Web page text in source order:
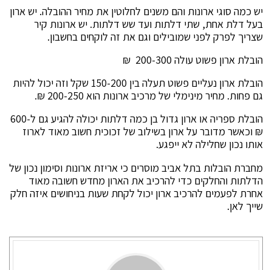
יש כמה סוגי ארונות והם משנים לחלוטין את מחיר ההובלה. יש ארון
בעל דלת אחת, שתי דלתות ועד שש דלתות. יש ארונות קיר
שצריך לפרק לפני שמובילים וגם את זה לוקחים בחשבון.
הובלת ארון פשוט עולה 200-300 ₪
הובלת ארון נעליים פשוט תעלה בין 150-200 שקל וזה יכול להיות
גם פחות. מחיר מינימלי של מרכיב ארונות הוא 200-250 ₪.
הובלת ספריה או ארון גדול בן כמה דלתות יכולה להגיע גם ל-600
₪ וכאשר מדובר על ארון בשילוב של זכוכית חשוב מאוד לארוז
אותו נכון שחלילה לא ייפגע.
מחברת הובלות בתל אביב מוסרים כי אריזת ארונות וסימון נכון של
הדלתות והחלקים כדי להרכיב את הארון מחדש חשובה מאוד
אחרת לפעמים להרכיב ארון יכול לקחת שעות בניחושים איזה חלק
שייך לאן.